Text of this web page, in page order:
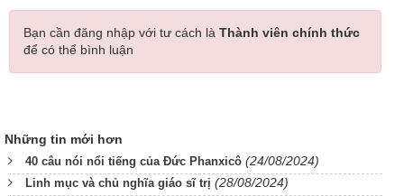
Bạn cần đăng nhập với tư cách là Thành viên chính thức
để có thể bình luận
Những tin mới hơn
40 câu nói nổi tiếng của Đức Phanxicô (24/08/2024)
Linh mục và chủ nghĩa giáo sĩ trị (28/08/2024)